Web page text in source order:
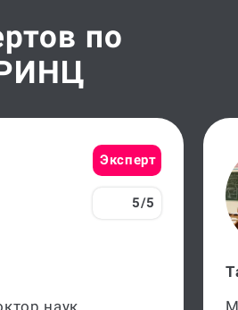
по
Эксперт
5/5
наук